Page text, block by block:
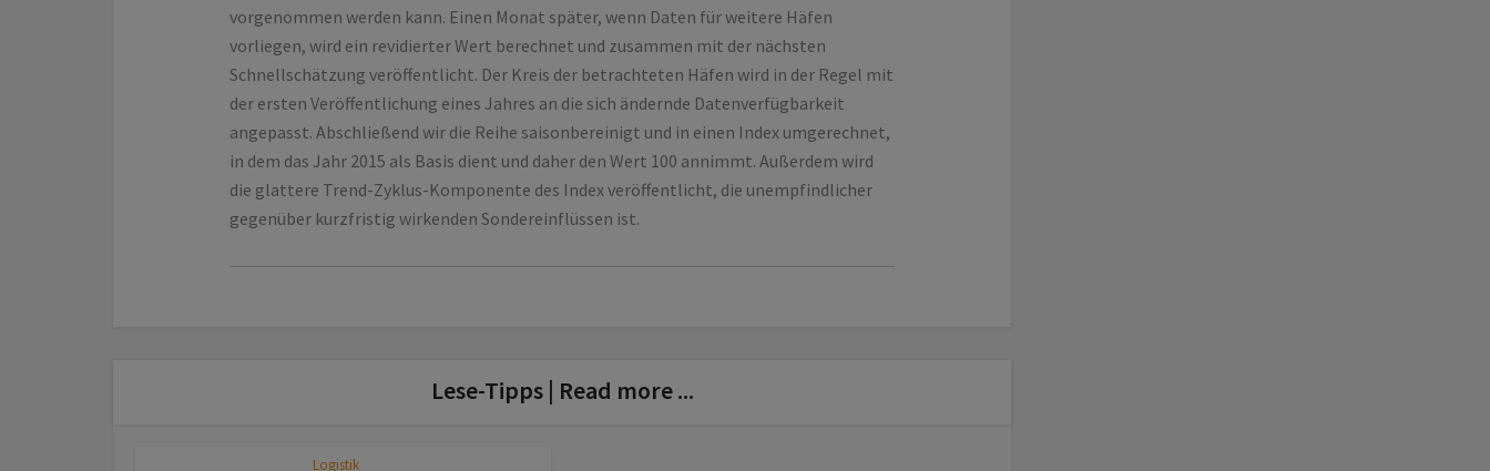
vorgenommen werden kann. Einen Monat später, wenn Daten für weitere Häfen
vorliegen, wird ein revidierter Wert berechnet und zusammen mit der nächsten
Schnellschätzung veröffentlicht. Der Kreis der betrachteten Häfen wird in der Regel mit
der ersten Veröffentlichung eines Jahres an die sich ändernde Datenverfügbarkeit
angepasst. Abschließend wir die Reihe saisonbereinigt und in einen Index umgerechnet,
in dem das Jahr 2015 als Basis dient und daher den Wert 100 annimmt. Außerdem wird
die glattere Trend-Zyklus-Komponente des Index veröffentlicht, die unempfindlicher
gegenüber kurzfristig wirkenden Sondereinflüssen ist.
Lese-Tipps | Read more ...
Logistik